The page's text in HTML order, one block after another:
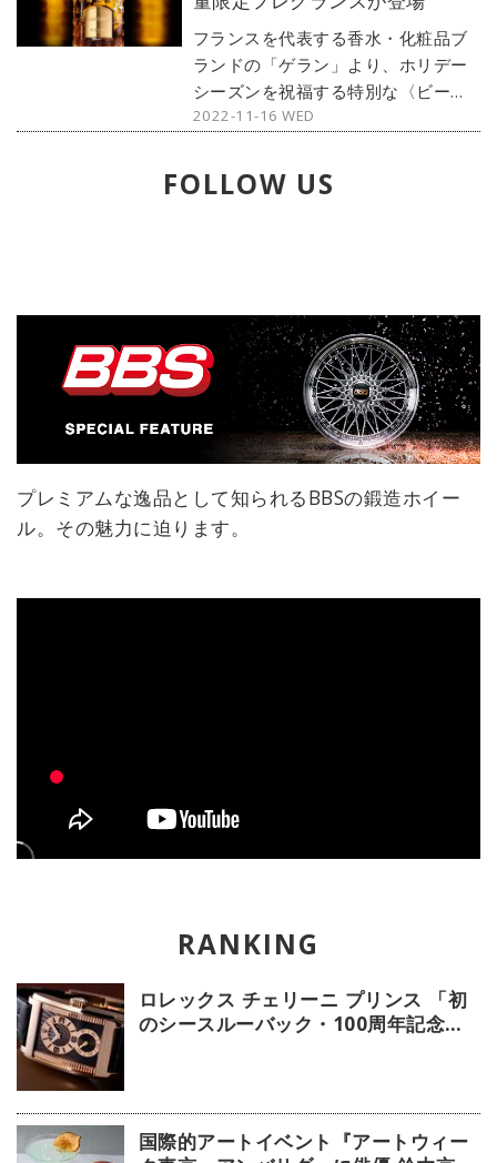
母の日を鮮やかに彩ります。（文：
紺野ミク）
フランスを代表する香水・化粧品ブ
ランドの「ゲラン」より、ホリデー
シーズンを祝福する特別な〈ビーボ
トル クリスマス エディション〉が登
2022-11-16 WED
FOLLOW US
プレミアムな逸品として知られるBBSの鍛造ホイー
ル。その魅力に迫ります。
ロレックス チェリーニ プリンス 「初
のシースルーバック・100周年記念モ
国際的アートイベント『アートウィー